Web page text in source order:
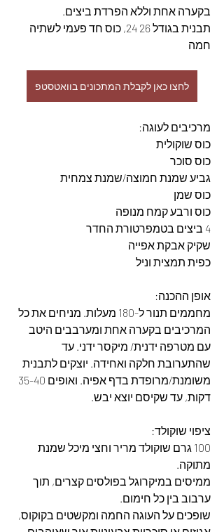
בקערה אחת וללא הפרדת ביצים.
תבנית בגודל 26 24, כוס חד פעמי לשתיה
חמה
לחצו כאן לקבלת המתכונים בוואטסטפ
מרכיבים לעוגה:
כוס שוקולית
כוס סוכר
גביע שמנת חמוצה/שמנת צמחית
כוס שמן
כוס ורבע קמח מנופה
4 ביצים בטמפרטורת החדר
שקיק אבקת אפייה
כפית תמצית וניל
אופן ההכנה:
מחממים תנור ל-180 מעלות. מניחים את כל
המרכיבים בקערה אחת ומערבבים היטב
עם מטרפה ידנית/ מיקסר ידני. עד
שהתערובת חלקה ואחידה. יוצקים לתבנית
דקות, עד שקיסם יוצא יבש.
ציפוי שוקולד:
100 גרם שוקולד מריר וחצי מיכל שמנת
מתוקה.
ממיסים במיקרוגל בפולסים קצרים, תוך
ערבוב בין כל חימום.
שופכים על העוגה החמה ומקשטים בקוקוס,